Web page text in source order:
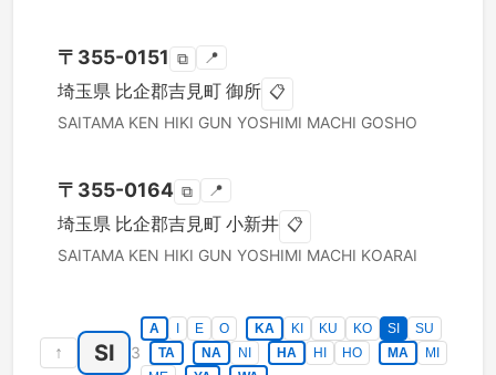
〒 355-0151 ⧉ 📍
埼玉県 比企郡吉見町 御所 📋
SAITAMA KEN HIKI GUN YOSHIMI MACHI GOSHO
〒 355-0164 ⧉ 📍
埼玉県 比企郡吉見町 小新井 📋
SAITAMA KEN HIKI GUN YOSHIMI MACHI KOARAI
↑ SI 3
A E O KA KI KU KO SI
SU
TA
NA NI HA HI HO MA
MI